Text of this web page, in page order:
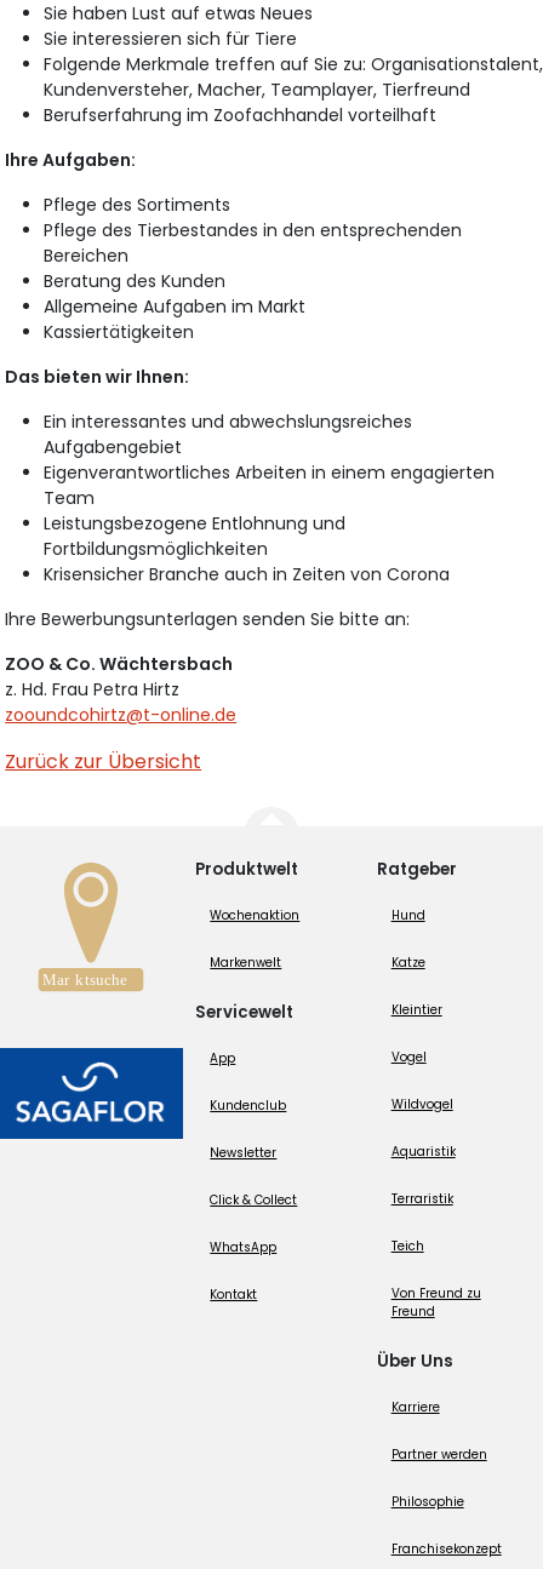
Sie haben Lust auf etwas Neues
Sie interessieren sich für Tiere
Folgende Merkmale treffen auf Sie zu: Organisationstalent,
Kundenversteher, Macher, Teamplayer, Tierfreund
Berufserfahrung im Zoofachhandel vorteilhaft
Ihre Aufgaben:
Pflege des Sortiments
Pflege des Tierbestandes in den entsprechenden
Bereichen
Beratung des Kunden
Allgemeine Aufgaben im Markt
Kassiertätigkeiten
Das bieten wir Ihnen:
Ein interessantes und abwechslungsreiches
Aufgabengebiet
Eigenverantwortliches Arbeiten in einem engagierten
Team
Leistungsbezogene Entlohnung und
Fortbildungsmöglichkeiten
Krisensicher Branche auch in Zeiten von Corona
Ihre Bewerbungsunterlagen senden Sie bitte an:
ZOO & Co. Wächtersbach
z. Hd. Frau Petra Hirtz
zooundcohirtz@t-online.de
Zurück zur Übersicht
Produktwelt
Wochenaktion
Markenwelt
Servicewelt
App
Kundenclub
Newsletter
Click & Collect
WhatsApp
Kontakt
Ratgeber
Hund
Katze
Kleintier
Vogel
Wildvogel
Aquaristik
Terraristik
Teich
Von Freund zu
Freund
Über Uns
Karriere
Partner werden
Philosophie
Franchisekonzept